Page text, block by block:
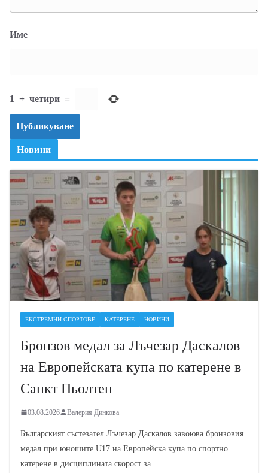
Име
1 + четири =
Новини
ЕКСТРЕМНИ СПОРТОВЕ КАТЕРЕНЕ НОВИНИ
Бронзов медал за Лъчезар Даскалов
на Европейската купа по катерене в
Санкт Пьолтен
03.08.2026 Валерия Динкова
Българският състезател Лъчезар Даскалов завоюва бронзовия
медал при юношите U17 на Европейска купа по спортно
катерене в дисциплината скорост за